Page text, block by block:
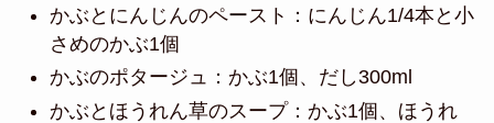
かぶとにんじんのペースト：にんじん1/4本と小
さめのかぶ1個
かぶのポタージュ：かぶ1個、だし300ml
かぶとほうれん草のスープ：かぶ1個、ほうれ